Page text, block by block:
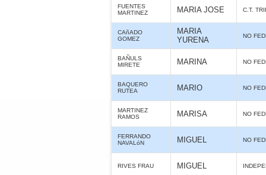
FUENTES
MARTINEZ
MARIA JOSE C.T.
CAñADO
GOMEZ
MARIA
YURENA
NO
BAÑULS
MIRETE
MARINA NO
BAQUERO
RUTEA
MARIO NO
MARTINEZ
RAMOS
MARISA NO
FERRANDO
NAVALóN
MIGUEL NO
RIVES FRAU MIGUEL